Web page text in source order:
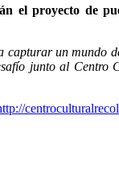
el proyecto de
capturar un mundo
junto al Centro